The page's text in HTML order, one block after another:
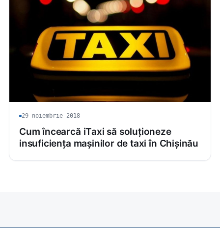
29 noiembrie 2018
Cum încearcă iTaxi să soluționeze
insuficiența mașinilor de taxi în Chișinău